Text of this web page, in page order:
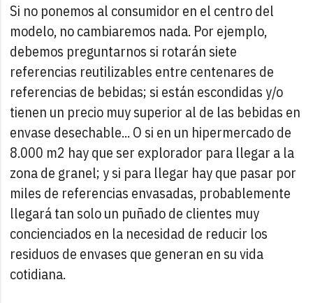
Si no ponemos al consumidor en el centro del
modelo, no cambiaremos nada. Por ejemplo,
debemos preguntarnos si rotarán siete
referencias reutilizables entre centenares de
referencias de bebidas; si están escondidas y/o
tienen un precio muy superior al de las bebidas en
envase desechable... O si en un hipermercado de
8.000 m2 hay que ser explorador para llegar a la
zona de granel; y si para llegar hay que pasar por
miles de referencias envasadas, probablemente
llegará tan solo un puñado de clientes muy
concienciados en la necesidad de reducir los
residuos de envases que generan en su vida
cotidiana.